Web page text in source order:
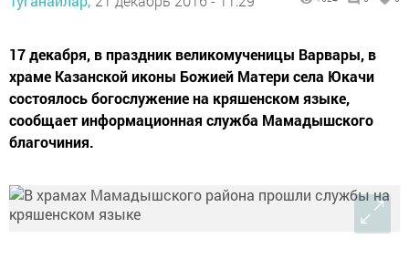
17 декабря, в праздник великомученицы Варвары, в
храме Казанской иконы Божией Матери села Юкачи
состоялось богослужение на кряшенском языке,
сообщает информационная служба Мамадышского
благочиния.